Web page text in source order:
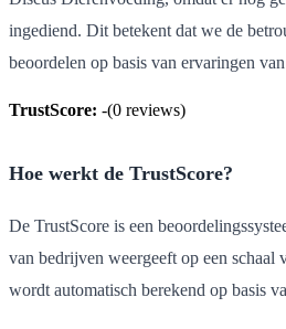
ingediend. Dit betekent dat we de
beoordelen op basis van ervaringen
TrustScore: -(0 reviews)
Hoe werkt de TrustScore?
De TrustScore is een
van bedrijven weergeeft op een schaal
wordt automatisch berekend op basis